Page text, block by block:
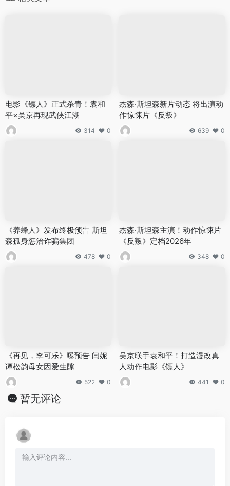
电影《镖人》正式杀青！袁和
平×吴京再现武侠江湖
314 0
杰森·斯坦森新片动态 将出演动
作惊悚片《反叛》
639 0
《养蜂人》发布终极预告 斯坦
森孤身惩治诈骗集团
478 0
杰森·斯坦森主演！动作惊悚片
《反叛》定档2026年
348 0
《再见，李可乐》曝预告 闫妮
谭松韵母女因爱生隙
522 0
吴京联手袁和平！打造漫改真
人动作电影《镖人》
441 0
暂无评论